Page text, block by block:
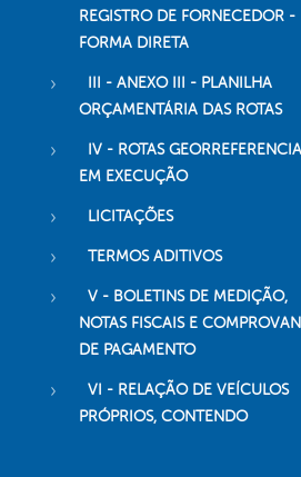
REGISTRO DE FORNECEDOR -
FORMA DIRETA
III - ANEXO III - PLANILHA
ORÇAMENTÁRIA DAS ROTAS
IV - ROTAS
EM EXECUÇÃO
LICITAÇÕES
TERMOS ADITIVOS
V - BOLETINS DE MEDIÇÃO,
NOTAS FISCAIS E
DE PAGAMENTO
VI - RELAÇÃO DE VEÍCULOS
PRÓPRIOS, CONTENDO